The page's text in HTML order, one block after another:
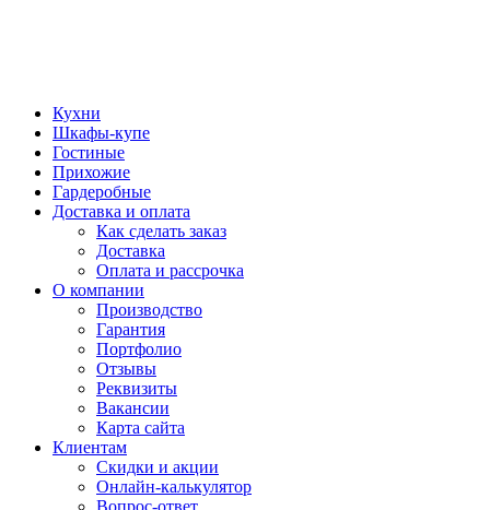
Кухни
Шкафы-купе
Гостиные
Прихожие
Гардеробные
Доставка и оплата
Как сделать заказ
Доставка
Оплата и рассрочка
О компании
Производство
Гарантия
Портфолио
Отзывы
Реквизиты
Вакансии
Карта сайта
Клиентам
Скидки и акции
Онлайн-калькулятор
Вопрос-ответ